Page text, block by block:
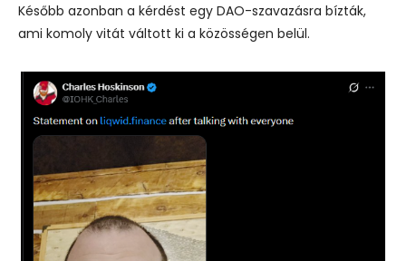
Később azonban a kérdést egy DAO-szavazásra bízták,
ami komoly vitát váltott ki a közösségen belül.